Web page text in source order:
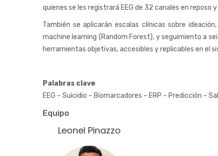
quienes se les registrará EEG de 32 canales en
También se aplicarán escalas clínicas sobre
machine learning (Random Forest), y seguimiento a
herramientas objetivas, accesibles y replicables en el
Palabras clave
EEG – Suicidio – Biomarcadores – ERP – Predicción –
Equipo
Leonel Pinazzo
Fotografía